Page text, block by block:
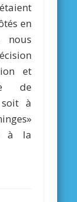
en
nous
et
de
soit à
à la